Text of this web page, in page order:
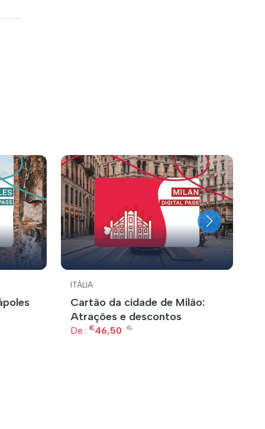
ITÁLIA
Cartão da cidade de Milão:
Atrações e descontos
De : €46,50 €